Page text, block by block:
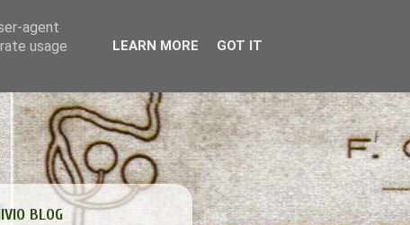
BLOG
agent
usage
LEARN MORE GOT IT